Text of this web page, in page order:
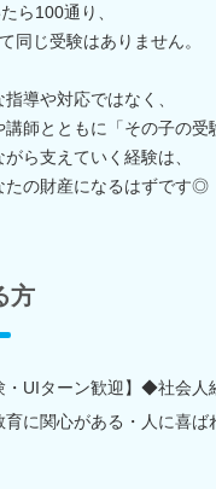
ら100通り、
同じ受験はありません。
導や対応ではなく、
講師とともに「その子の受
ら支えていく経験は、
たの財産になるはずです◎
方
・UIターン歓迎】◆社会
に関心がある・人に喜ば